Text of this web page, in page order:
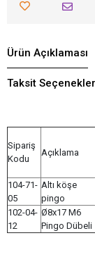
Ürün Açıklaması
Taksit
Sipariş
Kodu
Açıklama
104-71-
05
Altı köşe
pingo
102-04-
12
Ø8x17 M6
Pingo Dübeli